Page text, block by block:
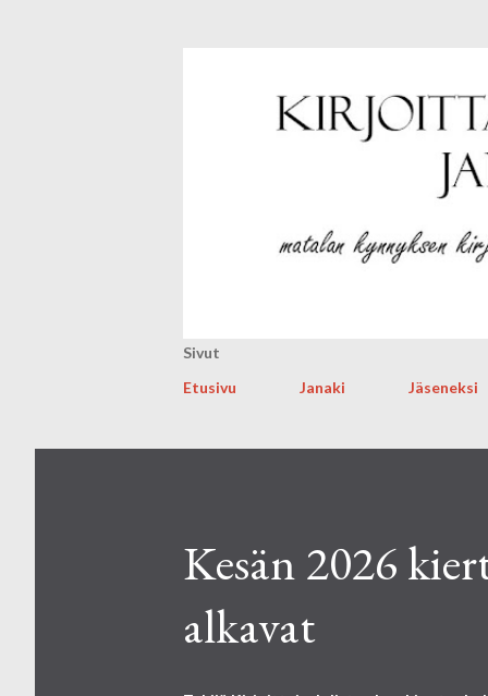
Sivut
Etusivu
Janaki Jäseneksi
Kesän 2026
alkavat